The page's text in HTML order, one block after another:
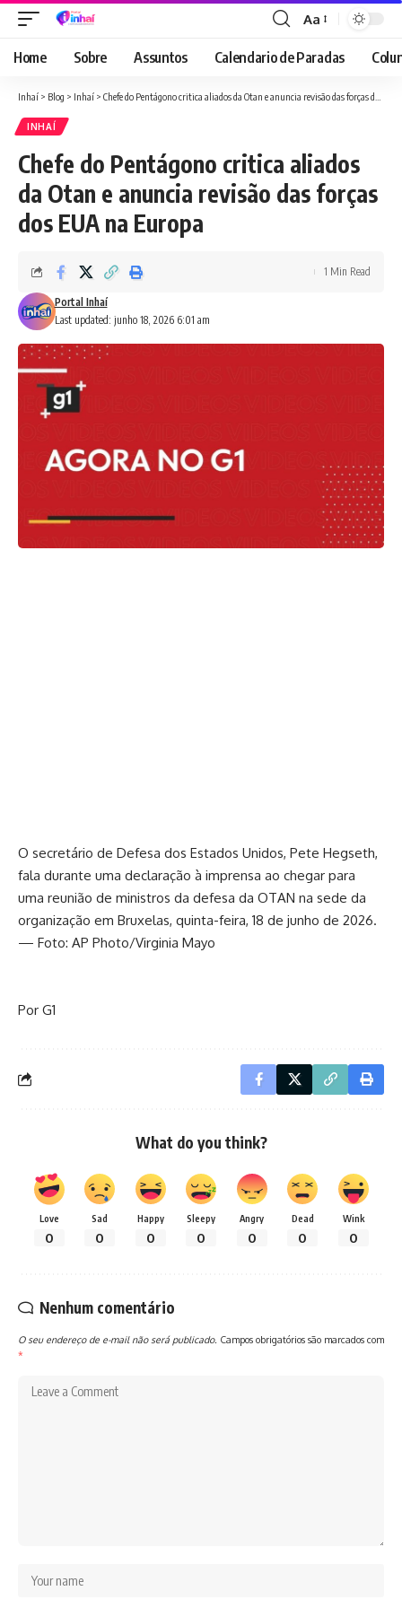
Font
Resizer
Aa
Home Sobre Assuntos Calendario de Paradas
Inhaí > Blog > Inhaí > Chefe do Pentágono critica aliados da Otan e anuncia revisão das forças dos EUA na Europa
INHAÍ
Chefe do Pentágono critica aliados
da Otan e anuncia revisão das forças
dos EUA na Europa
Last updated: junho 18, 2026 6:01 am
Portal Inhaí
1 Min Read
O secretário de Defesa dos Estados Unidos, Pete Hegseth,
fala durante uma declaração à imprensa ao chegar para
uma reunião de ministros da defesa da OTAN na sede da
organização em Bruxelas, quinta-feira, 18 de junho de 2026.
— Foto: AP Photo/Virginia Mayo
Por G1
What do you think?
Love
0
Sad
0
Happy
0
Sleepy
0
Angry
0
Dead
0
Wink
0
Nenhum comentário
O seu endereço de e-mail não será publicado. Campos obrigatórios são marcados com
*